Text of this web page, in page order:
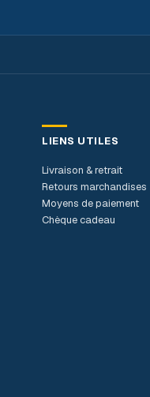
LIENS UTILES
Livraison & retrait
Retours marchandises
Moyens de paiement
Chèque cadeau